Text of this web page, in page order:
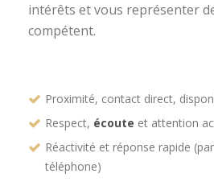
intérêts et vous représenter
compétent.
Proximité, contact direct,
Respect, écoute et attention
Réactivité et réponse rapide
téléphone)